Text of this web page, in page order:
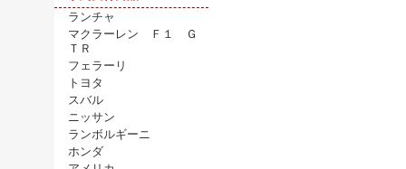
ランチャ
マクラーレン Ｆ１ Ｇ
ＴＲ
フェラーリ
トヨタ
スバル
ニッサン
ランボルギーニ
ホンダ